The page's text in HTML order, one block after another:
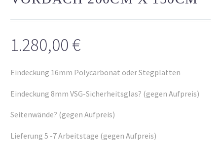
1.280,00 €
Eindeckung 16mm Polycarbonat oder Stegplatten
Eindeckung 8mm VSG-Sicherheitsglas? (gegen Aufpreis)
Seitenwände? (gegen Aufpreis)
Lieferung 5 -7 Arbeitstage (gegen Aufpreis)